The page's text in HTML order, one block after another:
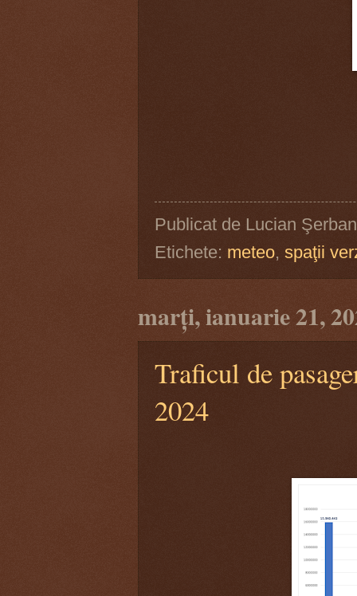
Publicat de Lucian Şerban
Etichete: meteo, spaţii
marți, ianuarie 21,
Traficul de
2024